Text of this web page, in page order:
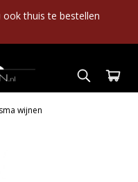
ook thuis te bestellen
wijnen